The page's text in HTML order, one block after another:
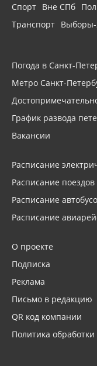
Спорт Вне СПб
Транспорт Выборы-
Погода в Санкт-
Метро Санкт-
График развода
Вакансии
Расписание
Расписание поездов
Расписание
Расписание
О проекте
Подписка
Реклама
Письмо в редакцию
QR код компании
Политика